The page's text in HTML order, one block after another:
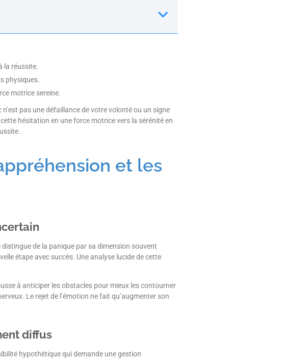
la réussite.
physiques.
motrice sereine.
pas une défaillance de votre volonté ou un signe
hésitation en une force motrice vers la sérénité en
et les
de la panique par sa dimension souvent
étape avec succès. Une analyse lucide de cette
à anticiper les obstacles pour mieux les contourner
Le rejet de l’émotion ne fait qu’augmenter son
diffus
hypothétique qui demande une gestion